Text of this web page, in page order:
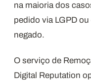
na maioria dos
pedido via LGPD
negado.
O serviço de
Digital Reputation